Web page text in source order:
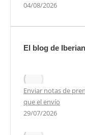
04/08/2026
El blog de
Enviar notas de
que el envío
29/07/2026